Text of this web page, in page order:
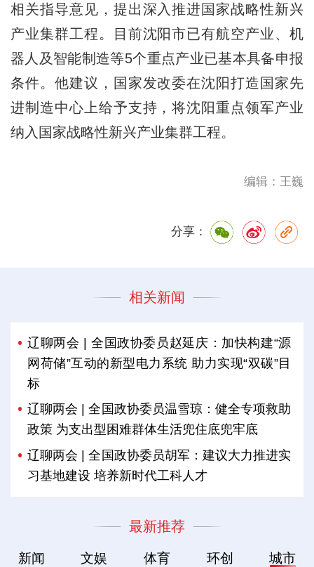
相关指导意见，提出深入推进国家战略性新兴
产业集群工程。目前沈阳市已有航空产业、机
器人及智能制造等5个重点产业已基本具备申报
条件。他建议，国家发改委在沈阳打造国家先
进制造中心上给予支持，将沈阳重点领军产业
纳入国家战略性新兴产业集群工程。
编辑：王巍
分享：
相关新闻
辽聊两会 | 全国政协委员赵延庆：加快构建“源
网荷储”互动的新型电力系统 助力实现“双碳”目
标
辽聊两会 | 全国政协委员温雪琼：健全专项救助
政策 为支出型困难群体生活兜住底兜牢底
辽聊两会 | 全国政协委员胡军：建议大力推进实
习基地建设 培养新时代工科人才
最新推荐
新闻 文娱 体育 环创 城市